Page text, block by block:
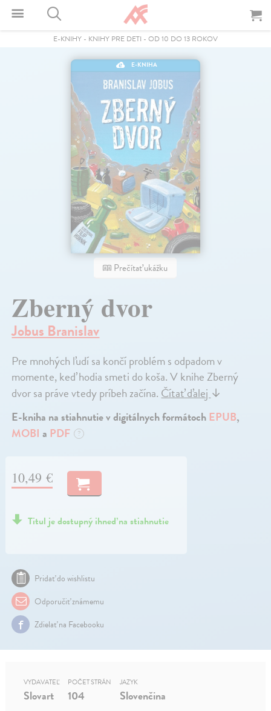
E-KNIHY - KNIHY PRE DETI - OD 10 DO 13 ROKOV
E-KNIHA
Prečítať ukážku
Zberný dvor
Jobus Branislav
Pre mnohých ľudí sa končí problém s odpadom v
momente, keď hodia smeti do koša. V knihe Zberný
dvor sa práve vtedy príbeh začína. Čítať ďalej ↓
E-kniha na stiahnutie v digitálnych formátochEPUB,
MOBI a PDF ?
10,49 €
Titul je dostupný ihneď na stiahnutie
Pridať do wishlistu
Odporučiť známemu
Zdielať na Facebooku
VYDAVATEĽ
Slovart
POČET STRÁN
104
JAZYK
Slovenčina